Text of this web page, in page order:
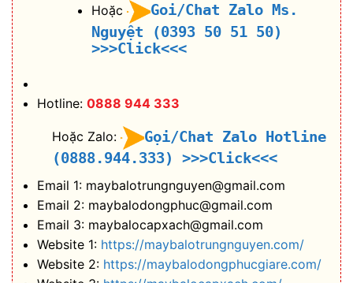
Hoặc
Goi/Chat Zalo Ms.
Nguyệt (0393 50 51 50)
>>>Click<<<
Hotline: 0888 944 333
Hoặc Zalo:
Gọi/Chat Zalo Hotline
(0888.944.333)
>>>Click<<<
Email 1: maybalotrungnguyen@gmail.com
Email 2: maybalodongphuc@gmail.com
Email 3: maybalocapxach@gmail.com
Website 1: https://maybalotrungnguyen.com/
Website 2: https://maybalodongphucgiare.com/